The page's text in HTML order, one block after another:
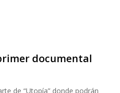
documental
de “Utopía” donde podrán